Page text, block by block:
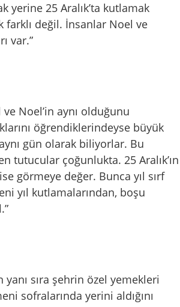
yerine 25 Aralık’ta kutlamak
değil. İnsanlar Noel ve
var.”
Noel’in aynı olduğunu
öğrendiklerindeyse büyük
aynı gün olarak biliyorlar. Bu
tutucular çoğunlukta. 25 Aralık’ın
görmeye değer. Bunca yıl sırf
yıl kutlamalarından, boşu
sıra şehrin özel yemekleri
sofralarında yerini aldığını